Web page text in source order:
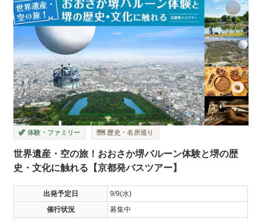
🦖 体験・ファミリー 🗺️ 歴史・名所巡り
世界遺産・空の旅！おおさか堺バルーン体験と堺の歴
史・文化に触れる【京都発バスツアー】
出発予定日
9/9(水)
催行状況
募集中